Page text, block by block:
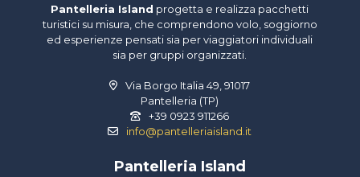
Pantelleria Island progetta e realizza pacchetti
turistici su misura, che comprendono volo, soggiorno
ed esperienze pensati sia per viaggiatori individuali
sia per gruppi organizzati.
Via Borgo Italia 49, 91017
Pantelleria (TP)
+39 0923 911266
info@pantelleriaisland.it
Pantelleria Island